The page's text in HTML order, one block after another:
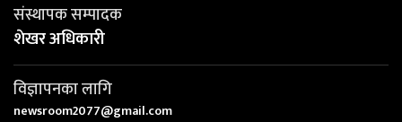
संस्थापक सम्पादक
शेखर अधिकारी
विज्ञापनका लागि
newsroom2077@gmail.com